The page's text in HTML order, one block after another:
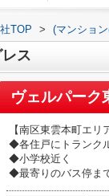
TOP > (マンショ
ス
ヴェルパーク
【南区東雲本町エリ
◆各住戸にトランク
◆小学校近く
◆最寄りのバス停ま